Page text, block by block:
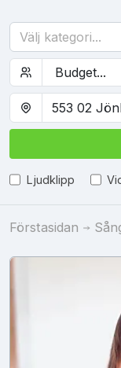
Välj kategori...
Ljudklipp
Förstasidan